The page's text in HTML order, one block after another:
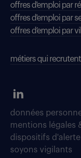
offres d'emploi par
offres d'emploi par
offres d’emploi par
métiers qui recrutent
données
mentions légales
dispositifs
soyons vigilants